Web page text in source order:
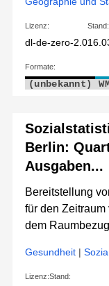
Lizenz:
dl-de-zero-2.0
Stand:
Formate:
(unbekannt)
Berlin:
Ausgaben...
Bereitstellung
für den
dem
Gesundheit |
Lizenz:Stand: